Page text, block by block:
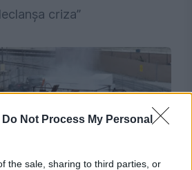
Do Not Process My Personal
the sale, sharing to third parties, or
criza”